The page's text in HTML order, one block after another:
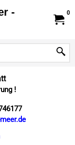
-
0
!